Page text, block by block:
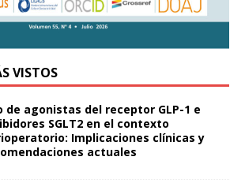
VISTOS
de agonistas del receptor GLP-1 e
SGLT2 en el contexto
Implicaciones clínicas y
actuales